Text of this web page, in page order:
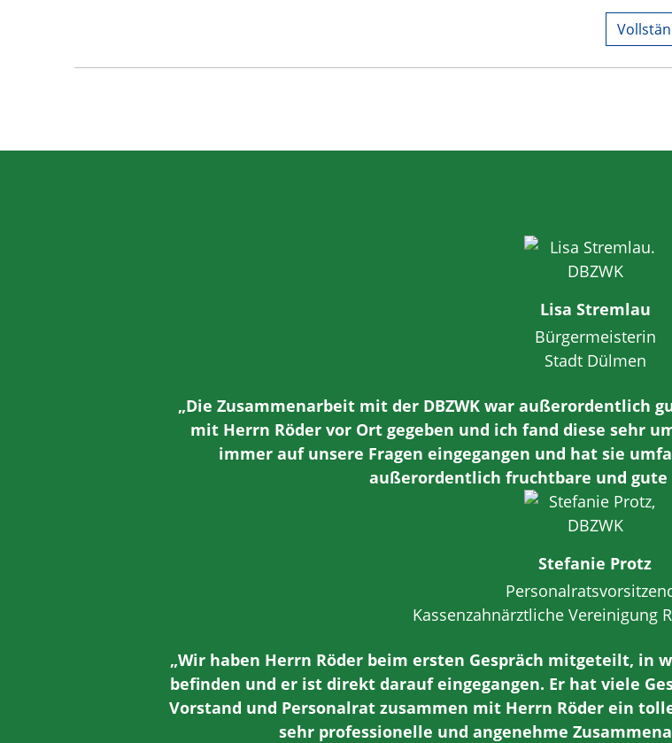
Lisa Stremlau
Bürgermeisterin
Stadt Dülmen
„Die Zusammenarbeit mit der DBZWK war außerordentlich
mit Herrn Röder vor Ort gegeben und ich fand diese sehr
immer auf unsere Fragen eingegangen und hat sie
außerordentlich fruchtbare und gute
Stefanie Protz
Kassenzahnärztliche Vereinigung
„Wir haben Herrn Röder beim ersten Gespräch mitgeteilt, in
befinden und er ist direkt darauf eingegangen. Er hat viele
Vorstand und Personalrat zusammen mit Herrn Röder ein
sehr professionelle und angenehme